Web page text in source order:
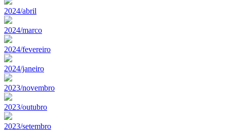
2024/abril
2024/marco
2024/fevereiro
2024/janeiro
2023/novembro
2023/outubro
2023/setembro